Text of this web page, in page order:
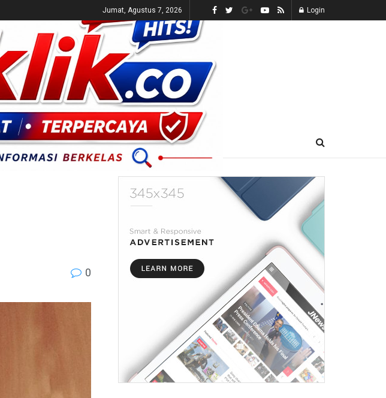
Jumat, Agustus 7, 2026 Login
BREAKING NEWS UMUM E-KORAN LIVE TV
0